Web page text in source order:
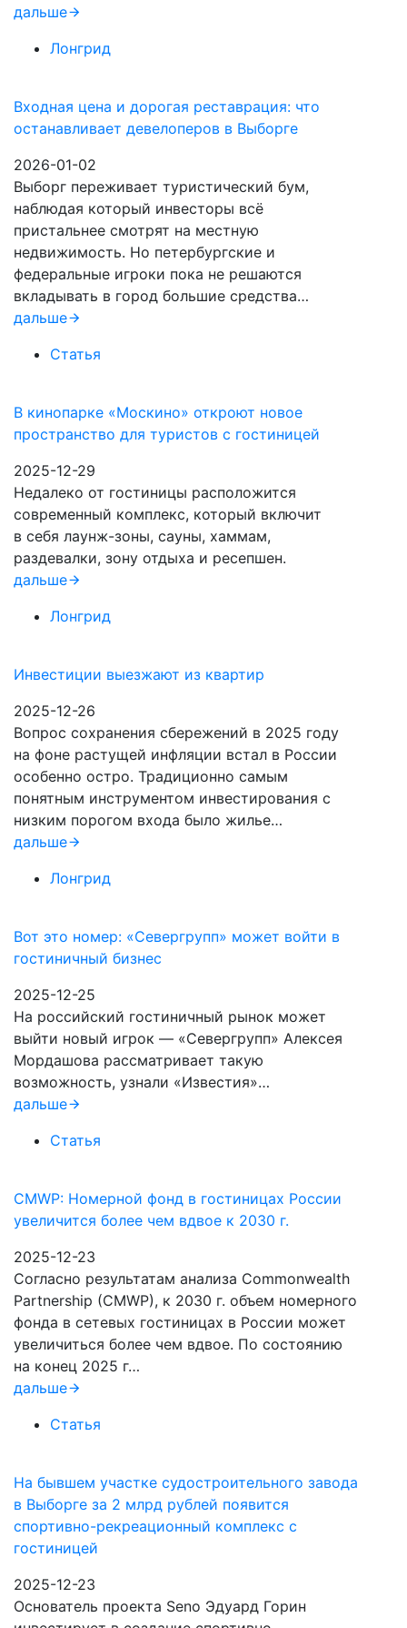
дальше
Лонгрид
Входная цена и дорогая реставрация: что
останавливает девелоперов в Выборге
2026-01-02
Выборг переживает туристический бум,
наблюдая который инвесторы всё
пристальнее смотрят на местную
недвижимость. Но петербургские и
федеральные игроки пока не решаются
вкладывать в город большие средства…
дальше
Статья
В кинопарке «Москино» откроют новое
пространство для туристов с гостиницей
2025-12-29
Недалеко от гостиницы расположится
современный комплекс, который включит
в себя лаунж-зоны, сауны, хаммам,
раздевалки, зону отдыха и ресепшен.
дальше
Лонгрид
Инвестиции выезжают из квартир
2025-12-26
Вопрос сохранения сбережений в 2025 году
на фоне растущей инфляции встал в России
особенно остро. Традиционно самым
понятным инструментом инвестирования с
низким порогом входа было жилье…
дальше
Лонгрид
Вот это номер: «Севергрупп» может войти в
гостиничный бизнес
2025-12-25
На российский гостиничный рынок может
выйти новый игрок — «Севергрупп» Алексея
Мордашова рассматривает такую
возможность, узнали «Известия»…
дальше
Статья
CMWP: Номерной фонд в гостиницах России
увеличится более чем вдвое к 2030 г.
2025-12-23
Согласно результатам анализа Commonwealth
Partnership (CMWP), к 2030 г. объем номерного
фонда в сетевых гостиницах в России может
увеличиться более чем вдвое. По состоянию
на конец 2025 г…
дальше
Статья
На бывшем участке судостроительного завода
в Выборге за 2 млрд рублей появится
спортивно-рекреационный комплекс с
гостиницей
2025-12-23
Основатель проекта Seno Эдуард Горин